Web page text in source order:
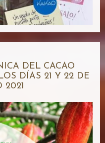
DEL CACAO
DÍAS 21 Y 22 DE
2021